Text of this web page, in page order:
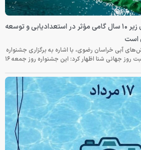
حسین گرایلی: جشنواره شنای زیر ۱۰ سال گامی مؤثر در استعدادیابی و توسعه
است
آبی خراسان رضوی، با اشاره به برگزاری جشنواره